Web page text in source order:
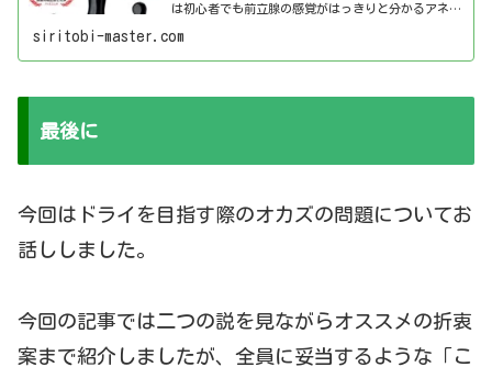
は初心者でも前立腺の感覚がはっきりと分かるアネロ
siritobi-master.com
最後に
今回はドライを目指す際のオカズの問題についてお
話ししました。
今回の記事では二つの説を見ながらオススメの折衷
案まで紹介しましたが、全員に妥当するような「こ